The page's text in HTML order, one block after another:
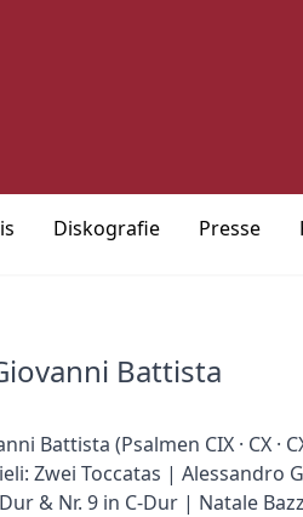
Diskografie Presse
Battista
Battista (Psalmen CIX · CX ·
Zwei Toccatas |
& Nr. 9 in C-Dur | Natale